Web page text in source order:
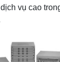
vụ cao